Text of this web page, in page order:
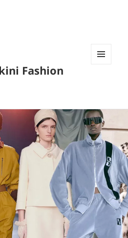
Fashion